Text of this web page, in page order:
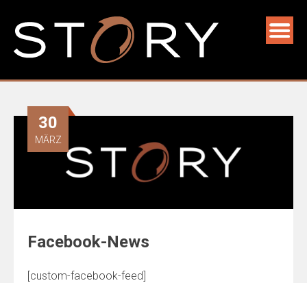
Facebook-News
30
MÄRZ
[custom-facebook-feed]